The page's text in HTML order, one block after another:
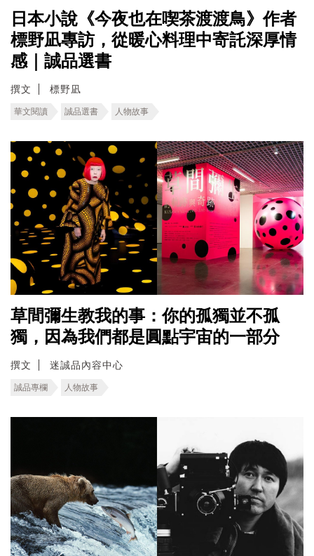
日本小說《今夜也在喫茶渡渡鳥》作者
標野凪專訪，從暖心料理中寄託深厚情
感｜誠品選書
撰文 標野凪
華文閱讀 誠品選書 人物故事
草間彌生教我的事：你的孤獨並不孤
獨，因為我們都是圓點宇宙的一部分
撰文 迷誠品內容中心
誠品專欄 人物故事